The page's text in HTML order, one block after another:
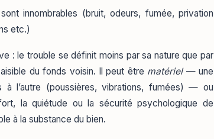
innombrables (bruit, odeurs, fumée, privation
etc.)
: le trouble se définit moins par sa nature que par
du fonds voisin. Il peut être matériel— une
à l’autre (poussières, vibrations, fumées) — ou
la quiétude ou la sécurité psychologique de
à la substance du bien.